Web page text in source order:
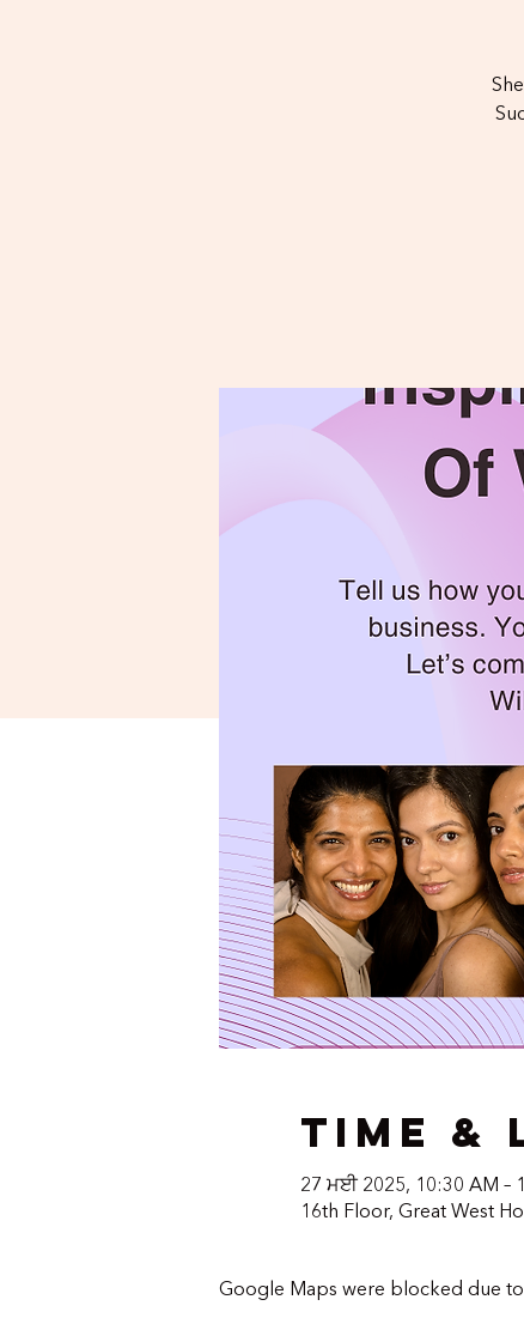
Time &
27 ਮਈ 2025, 10:30 AM –
16th Floor, Great West
Google Maps were blocked due